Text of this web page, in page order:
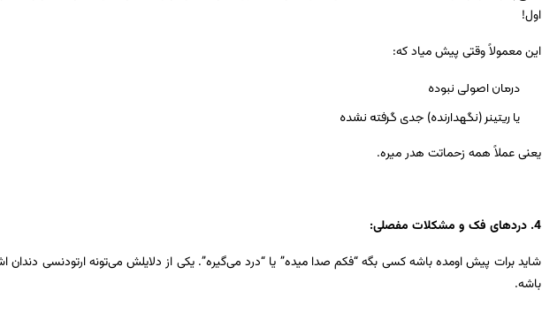
اول!
این معمولاً وقتی پیش میاد که:
درمان اصولی نبوده
یا ریتینر (نگهدارنده) جدی گرفته نشده
یعنی عملاً همه زحماتت هدر میره.
4. دردهای فک و مشکلات مفصلی:
شاید برات پیش اومده باشه کسی بگه “فکم صدا میده” یا “درد می‌گیره”. یکی از دلایلش می‌تونه ارتودنسی دندان
باشه.